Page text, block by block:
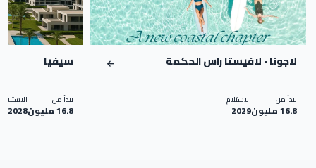
لاجونا - لافيستا راس الحكمة
يبدأ من
16.8 مليون
الاستلام
2029
سيفيا
يبدأ من
16.8 مليون
الاستلام
2028